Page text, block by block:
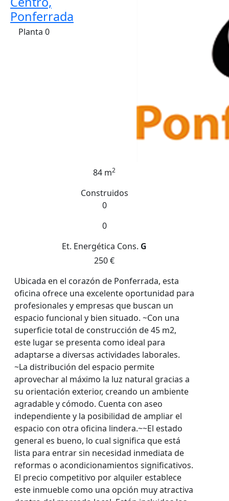
Ponferrada
Planta 0
84 m2
Construidos
0
0
Et. Energética Cons. G
250 €
Ubicada en el corazón de Ponferrada, esta
oficina ofrece una excelente oportunidad para
profesionales y empresas que buscan un
espacio funcional y bien situado. ~Con una
superficie total de construcción de 45 m2,
este lugar se presenta como ideal para
adaptarse a diversas actividades laborales.
~La distribución del espacio permite
aprovechar al máximo la luz natural gracias a
su orientación exterior, creando un ambiente
agradable y cómodo. Cuenta con aseo
independiente y la posibilidad de ampliar el
espacio con otra oficina lindera.~~El estado
general es bueno, lo cual significa que está
lista para entrar sin necesidad inmediata de
reformas o acondicionamientos significativos.
El precio competitivo por alquiler establece
este inmueble como una opción muy atractiva